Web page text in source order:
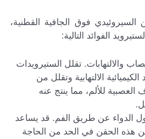
السيروئيدي فوق الجافية القطنية،
الفوائد التالية:
والالتهابات. تقلل الستيرويدات
الالتهابية وتقلل من
العصبية للألم، مما ينتج عنه
الدواء عن طريق الفم. قد يساعد
هذه الحقن في الحد من الحاجة